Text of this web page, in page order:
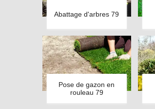
Abattage d'arbres 79
Pose de gazon en
rouleau 79